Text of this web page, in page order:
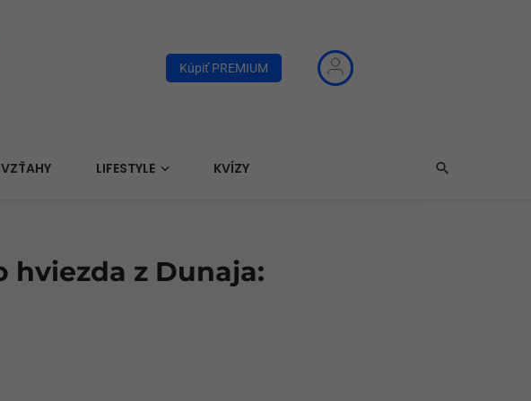
Kúpiť PREMIUM
VZŤAHY LIFESTYLE KVÍZY
hviezda z Dunaja: